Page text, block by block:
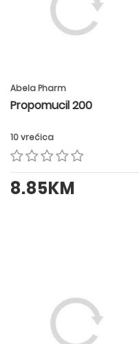
Abela Pharm
Propomucil 200
10 vrećica
8.85KM